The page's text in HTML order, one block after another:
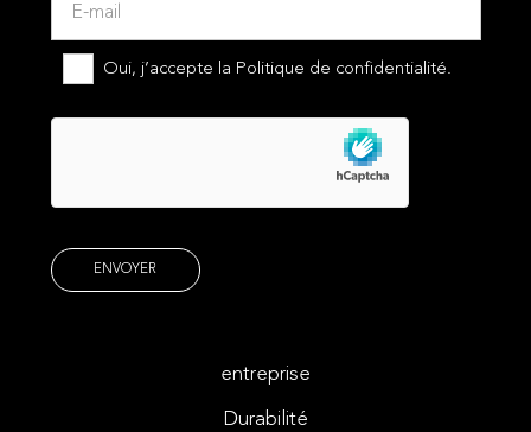
Oui, j’accepte la Politique de confidentialité.
entreprise
Durabilité